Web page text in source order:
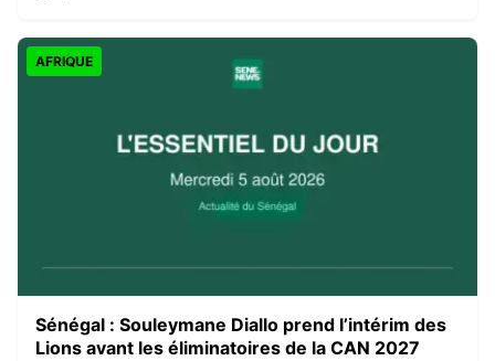
AFRIQUE
Sénégal : Souleymane Diallo prend l’intérim des
Lions avant les éliminatoires de la CAN 2027